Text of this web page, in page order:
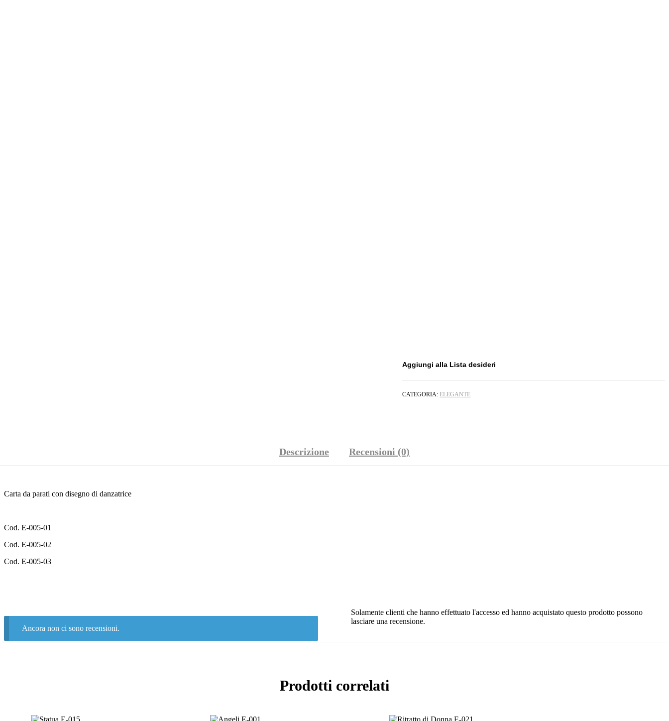
Aggiungi alla Lista desideri
CATEGORIA:ELEGANTE
Descrizione Recensioni (0)
Carta da parati con disegno di danzatrice
Cod. E-005-01
Cod. E-005-02
Cod. E-005-03
Ancora non ci sono recensioni.
Solamente clienti che hanno effettuato l'accesso ed hanno acquistato questo prodotto possono
lasciare una recensione.
Prodotti correlati